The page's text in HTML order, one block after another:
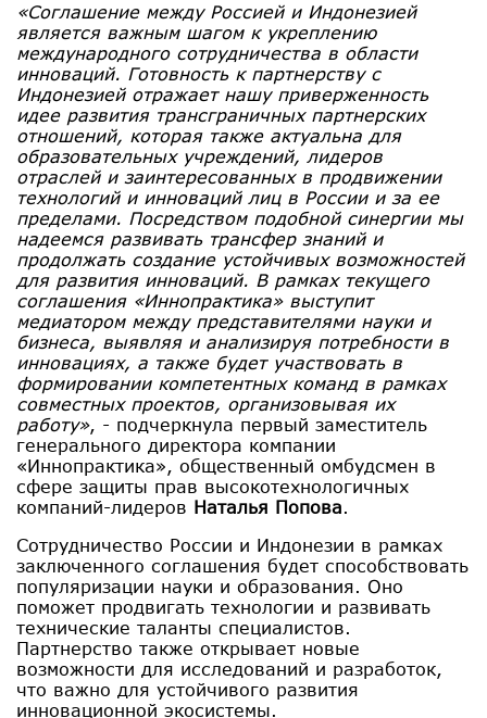
«Соглашение между Россией и Индонезией
является важным шагом к укреплению
международного сотрудничества в области
инноваций. Готовность к партнерству с
Индонезией отражает нашу приверженность
идее развития трансграничных партнерских
отношений, которая также актуальна для
образовательных учреждений, лидеров
отраслей и заинтересованных в продвижении
технологий и инноваций лиц в России и за ее
пределами. Посредством подобной синергии мы
надеемся развивать трансфер знаний и
продолжать создание устойчивых возможностей
для развития инноваций. В рамках текущего
соглашения «Иннопрактика» выступит
медиатором между представителями науки и
бизнеса, выявляя и анализируя потребности в
инновациях, а также будет участвовать в
формировании компетентных команд в рамках
совместных проектов, организовывая их
работу», - подчеркнула первый заместитель
генерального директора компании
«Иннопрактика», общественный омбудсмен в
сфере защиты прав высокотехнологичных
компаний-лидеров Наталья Попова.
Сотрудничество России и Индонезии в рамках
заключенного соглашения будет способствовать
популяризации науки и образования. Оно
поможет продвигать технологии и развивать
технические таланты специалистов.
Партнерство также открывает новые
возможности для исследований и разработок,
что важно для устойчивого развития
инновационной экосистемы.